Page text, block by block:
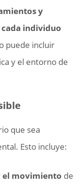
y
cada individuo
puede incluir
y el entorno de
que sea
Esto incluye:
el movimiento de